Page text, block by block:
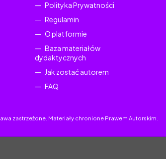
Polityka Prywatności
Regulamin
O platformie
Baza materiałów
dydaktycznych
Jak zostać autorem
FAQ
zastrzeżone. Materiały chronione Prawem Autorskim.